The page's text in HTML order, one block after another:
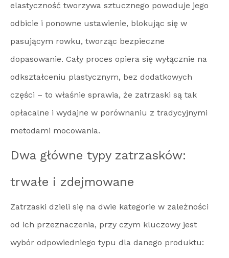
elastyczność tworzywa sztucznego powoduje jego
odbicie i ponowne ustawienie, blokując się w
pasującym rowku, tworząc bezpieczne
dopasowanie. Cały proces opiera się wyłącznie na
odkształceniu plastycznym, bez dodatkowych
części – to właśnie sprawia, że ​​zatrzaski są tak
opłacalne i wydajne w porównaniu z tradycyjnymi
metodami mocowania.
Dwa główne typy zatrzasków:
trwałe i zdejmowane
Zatrzaski dzieli się na dwie kategorie w zależności
od ich przeznaczenia, przy czym kluczowy jest
wybór odpowiedniego typu dla danego produktu: